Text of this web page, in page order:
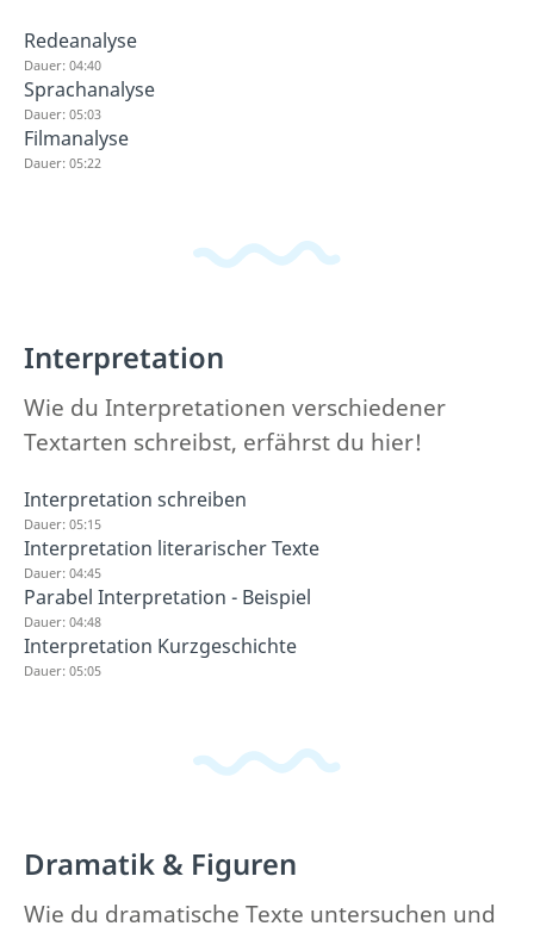
Redeanalyse
Dauer: 04:40
Sprachanalyse
Dauer: 05:03
Filmanalyse
Dauer: 05:22
Interpretation
Wie du Interpretationen verschiedener
Textarten schreibst, erfährst du hier!
Interpretation schreiben
Dauer: 05:15
Interpretation literarischer Texte
Dauer: 04:45
Parabel Interpretation - Beispiel
Dauer: 04:48
Interpretation Kurzgeschichte
Dauer: 05:05
Dramatik & Figuren
Wie du dramatische Texte untersuchen und